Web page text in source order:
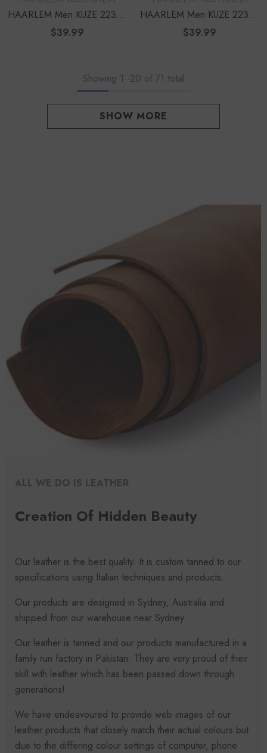
HAARLEM Men KUZE 22352
Leather Wallet Black
Prix
$39.99
HAARLEM Men KUZE 22353
Leather Wallet Black
Prix
$39.99
Showing 1 -20 of 71 total
SHOW MORE
ALL WE DO IS LEATHER
Creation Of Hidden Beauty
Our leather is the best quality. It is custom tanned to our
specifications using Italian techniques and products.
Our products are designed in Sydney, Australia and
shipped from our warehouse near Sydney.
Our leather is tanned and our products manufactured in a
family run factory in Pakistan. They are very proud of their
skill with leather which has been passed down through
generations!
We have endeavoured to provide web images of our
leather products that closely match their actual colours but
due to the differing colour settings of computer, phone